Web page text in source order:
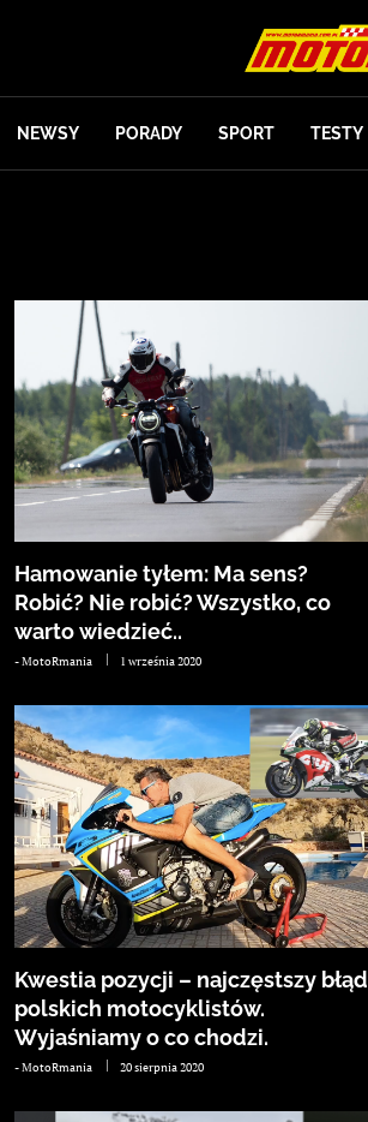
NEWSY PORADY SPORT TESTY
Hamowanie tyłem: Ma sens?
Robić? Nie robić? Wszystko, co
warto wiedzieć..
-MotoRmania 1 września 2020
Kwestia pozycji – najczęstszy błąd
polskich motocyklistów.
Wyjaśniamy o co chodzi.
-MotoRmania 20 sierpnia 2020